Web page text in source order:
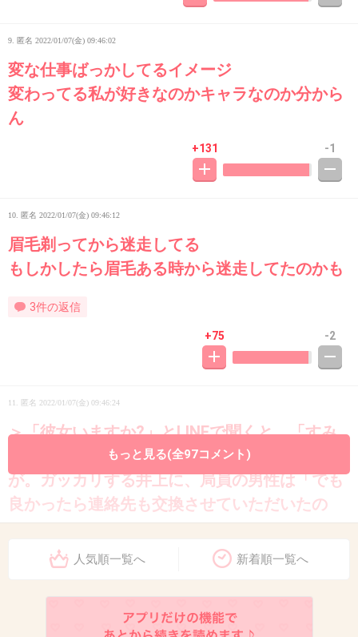
9. 匿名 2022/01/07(金) 09:46:02
変な仕事ばっかしてるイメージ
変わってる私が好きなのかキャラなのか分から
ん
+131 -1
10. 匿名 2022/01/07(金) 09:46:12
眉毛剃ってから迷走してる
もしかしたら眉毛ある時から迷走してたのかも
3件の返信
+75 -2
11. 匿名 2022/01/07(金) 09:46:24
＞「彼女いますか?」とLINEで聞くと、「すみ
ません、付き合ってる人います…」との返答
が。ガッカリする井上に、局員の男性は「でも
良かったら連絡先も交換させていただいたの
で、ご飯とかでも」と誘った。
ヤラセか知らないけど
もっと見る(全97コメント)
人気順一覧へ 新着順一覧へ